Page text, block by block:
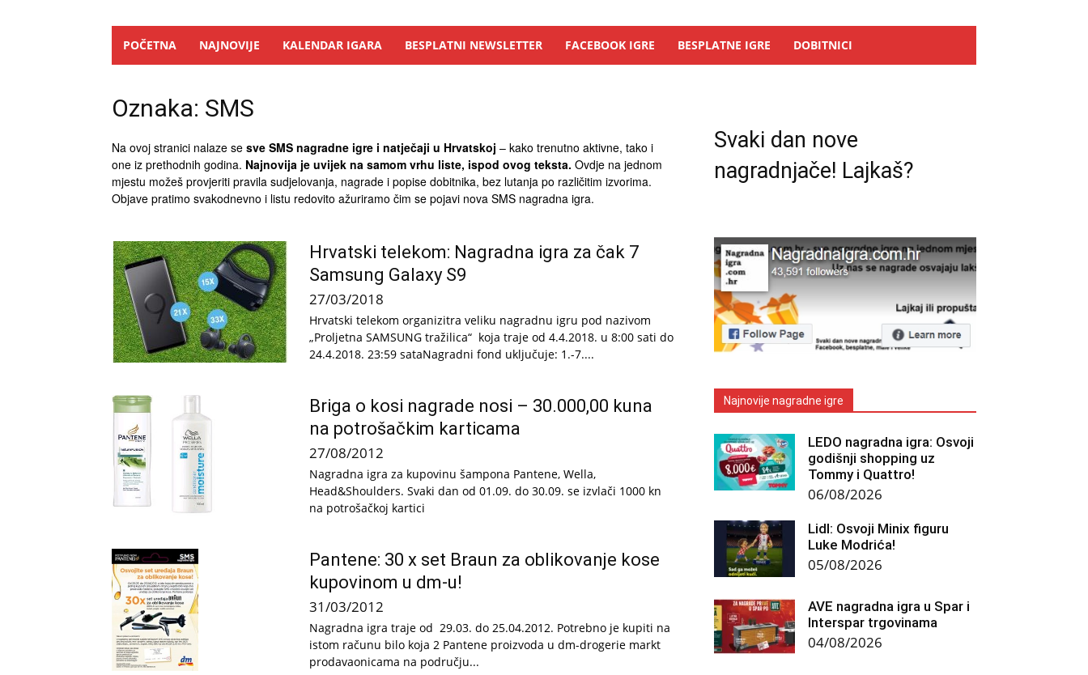
POČETNA NAJNOVIJE KALENDAR IGARA BESPLATNI NEWSLETTER FACEBOOK IGRE BESPLATNE IGRE DOBITNICI
Oznaka: SMS
Na ovoj stranici nalaze se sve SMS nagradne igre i natječaji u Hrvatskoj – kako trenutno aktivne, tako i
one iz prethodnih godina. Najnovija je uvijek na samom vrhu liste, ispod ovog teksta. Ovdje na jednom
mjestu možeš provjeriti pravila sudjelovanja, nagrade i popise dobitnika, bez lutanja po različitim izvorima.
Objave pratimo svakodnevno i listu redovito ažuriramo čim se pojavi nova SMS nagradna igra.
Hrvatski telekom: Nagradna igra za čak 7
Samsung Galaxy S9
27/03/2018
Hrvatski telekom organizitra veliku nagradnu igru pod nazivom
„Proljetna SAMSUNG tražilica“ koja traje od 4.4.2018. u 8:00 sati do
24.4.2018. 23:59 sataNagradni fond uključuje: 1.-7....
Briga o kosi nagrade nosi – 30.000,00 kuna
na potrošačkim karticama
27/08/2012
Nagradna igra za kupovinu šampona Pantene, Wella,
Head&Shoulders. Svaki dan od 01.09. do 30.09. se izvlači 1000 kn
na potrošačkoj kartici
Pantene: 30 x set Braun za oblikovanje kose
kupovinom u dm-u!
31/03/2012
Nagradna igra traje od 29.03. do 25.04.2012. Potrebno je kupiti na
istom računu bilo koja 2 Pantene proizvoda u dm-drogerie markt
prodavaonicama na području...
Svaki dan nove
nagradnjače! Lajkaš?
Najnovije nagradne igre
LEDO nagradna igra: Osvoji
godišnji shopping uz
Tommy i Quattro!
06/08/2026
Lidl: Osvoji Minix figuru
Luke Modrića!
05/08/2026
AVE nagradna igra u Spar i
Interspar trgovinama
04/08/2026